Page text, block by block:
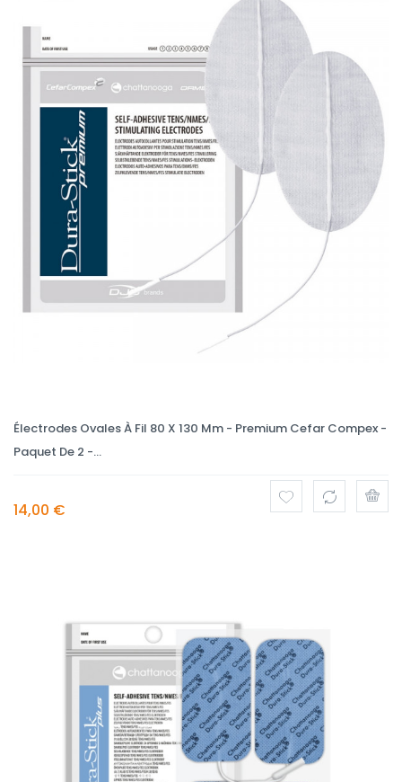
Électrodes Ovales À Fil 80 X 130 Mm - Premium Cefar Compex -
Paquet De 2 -...
14,00 €